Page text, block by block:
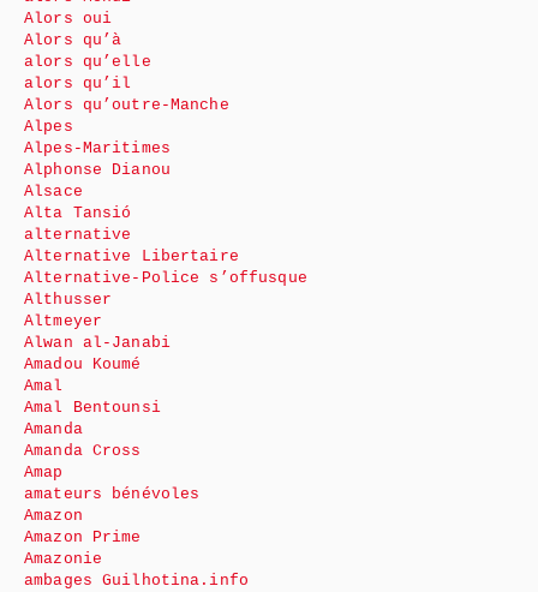
Alors oui
Alors qu’à
alors qu’elle
alors qu’il
Alors qu’outre-Manche
Alpes
Alpes-Maritimes
Alphonse Dianou
Alsace
Alta Tansió
alternative
Alternative Libertaire
Alternative-Police s’offusque
Althusser
Altmeyer
Alwan al-Janabi
Amadou Koumé
Amal
Amal Bentounsi
Amanda
Amanda Cross
Amap
amateurs bénévoles
Amazon
Amazon Prime
Amazonie
ambages Guilhotina.info